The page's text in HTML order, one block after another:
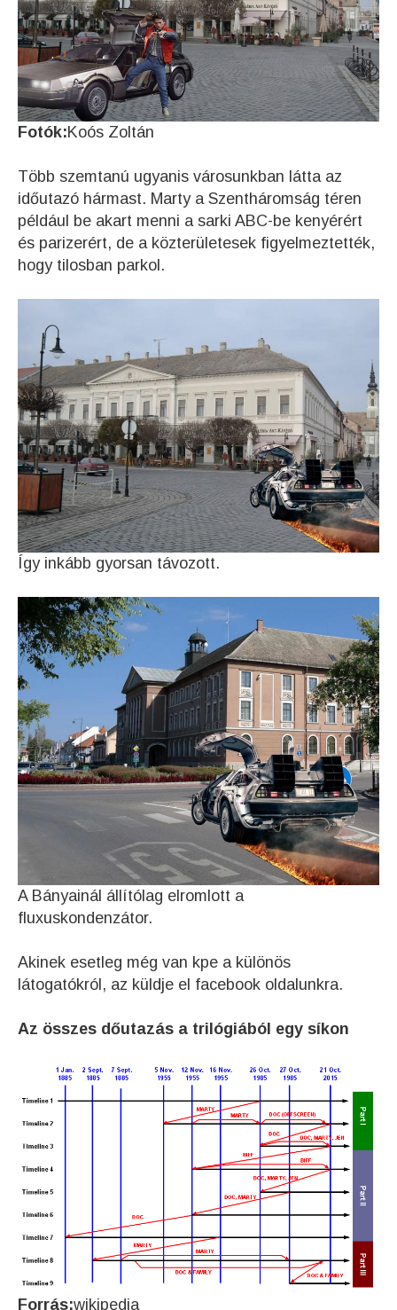
Fotók:Koós Zoltán
Több szemtanú ugyanis városunkban látta az
időutazó hármast. Marty a Szentháromság téren
például be akart menni a sarki ABC-be kenyérért
és parizerért, de a közterületesek figyelmeztették,
hogy tilosban parkol.
Így inkább gyorsan távozott.
A Bányainál állítólag elromlott a
fluxuskondenzátor.
Akinek esetleg még van kpe a különös
látogatókról, az küldje el facebook oldalunkra.
Az összes dőutazás a trilógiából egy síkon
Forrás:wikipedia